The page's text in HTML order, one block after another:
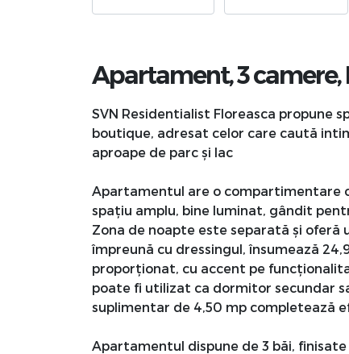
Apartament, 3 camere,
SVN Residentialist Floreasca propune
boutique, adresat celor care caută
aproape de parc și lac
Apartamentul are o compartimentare
spațiu amplu, bine luminat, gândit
Zona de noapte este separată și
împreună cu dressingul, însumează
proporționat, cu accent pe
poate fi utilizat ca dormitor secundar
suplimentar de 4,50 mp completează
Apartamentul dispune de 3 băi,